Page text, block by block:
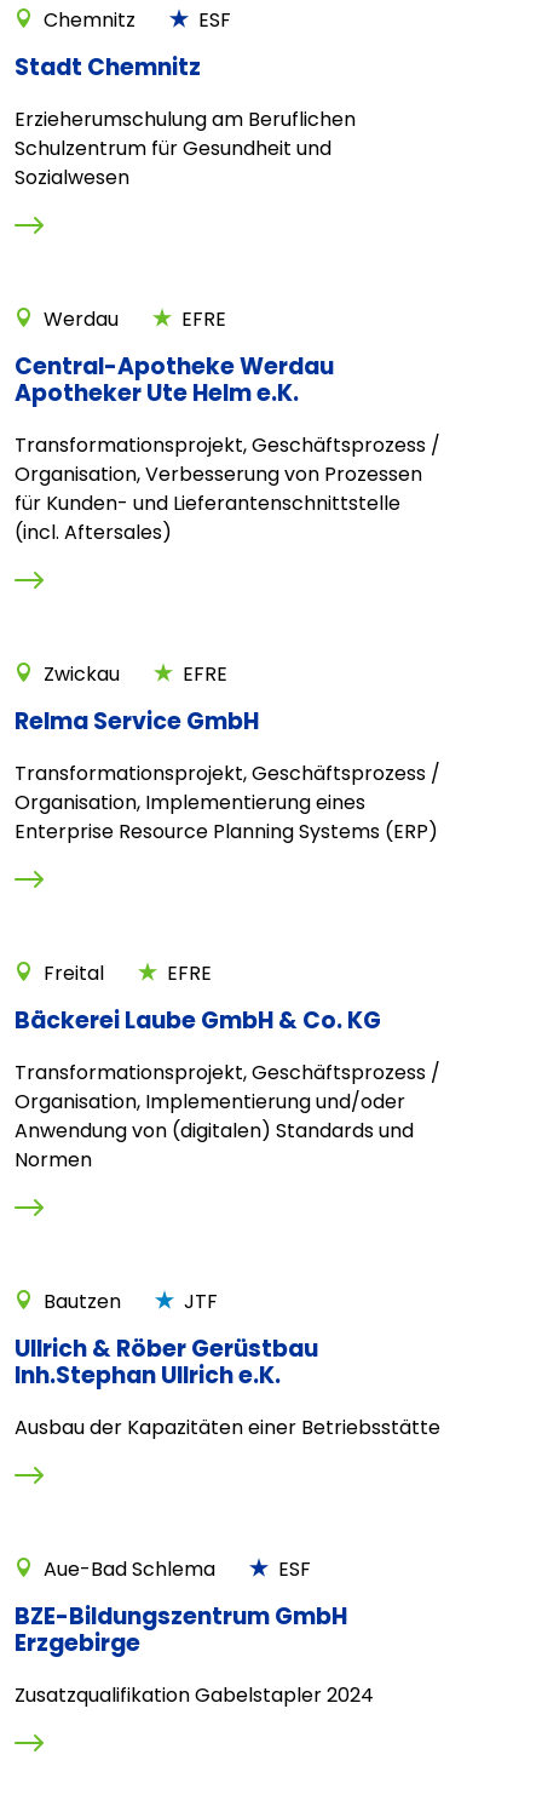
Chemnitz ESF
Stadt Chemnitz
Erzieherumschulung am Beruflichen
Schulzentrum für Gesundheit und
Sozialwesen
Werdau EFRE
Central-Apotheke Werdau
Apotheker Ute Helm e.K.
Transformationsprojekt, Geschäftsprozess /
Organisation, Verbesserung von Prozessen
für Kunden- und Lieferantenschnittstelle
(incl. Aftersales)
Zwickau EFRE
Relma Service GmbH
Transformationsprojekt, Geschäftsprozess /
Organisation, Implementierung eines
Enterprise Resource Planning Systems (ERP)
Freital EFRE
Bäckerei Laube GmbH & Co. KG
Transformationsprojekt, Geschäftsprozess /
Organisation, Implementierung und/oder
Anwendung von (digitalen) Standards und
Normen
Bautzen JTF
Ullrich & Röber Gerüstbau
Inh.Stephan Ullrich e.K.
Ausbau der Kapazitäten einer Betriebsstätte
Aue-Bad Schlema ESF
BZE-Bildungszentrum GmbH
Erzgebirge
Zusatzqualifikation Gabelstapler 2024